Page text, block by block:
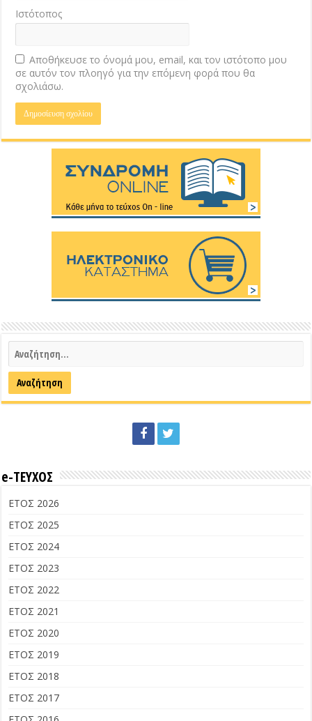
Ιστότοπος
Αποθήκευσε το όνομά μου, email, και τον ιστότοπο μου
σε αυτόν τον πλοηγό για την επόμενη φορά που θα
σχολιάσω.
e-ΤΕΥΧΟΣ
ΕΤΟΣ 2026
ΕΤΟΣ 2025
ΕΤΟΣ 2024
ΕΤΟΣ 2023
ΕΤΟΣ 2022
ΕΤΟΣ 2021
ΕΤΟΣ 2020
ΕΤΟΣ 2019
ΕΤΟΣ 2018
ΕΤΟΣ 2017